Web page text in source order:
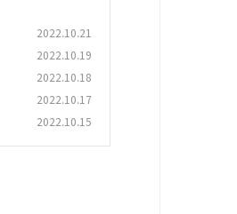
2022.10.21
2022.10.19
2022.10.18
2022.10.17
2022.10.15